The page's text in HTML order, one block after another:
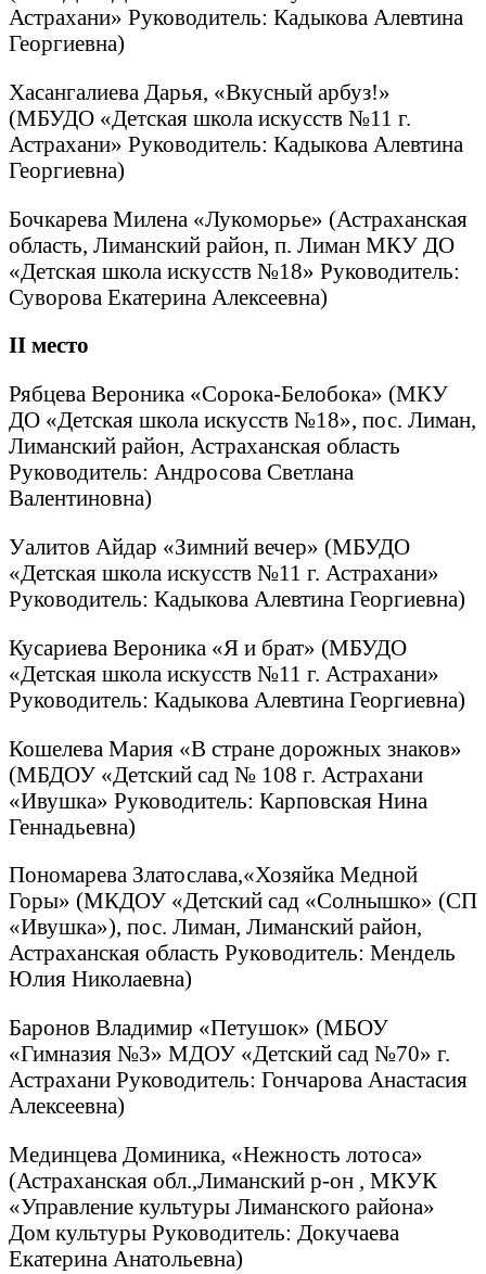
Астрахани» Руководитель: Кадыкова Алевтина
Георгиевна)
Хасангалиева Дарья, «Вкусный арбуз!»
(МБУДО «Детская школа искусств №11 г.
Астрахани» Руководитель: Кадыкова Алевтина
Георгиевна)
Бочкарева Милена «Лукоморье» (Астраханская
область, Лиманский район, п. Лиман МКУ ДО
«Детская школа искусств №18» Руководитель:
Суворова Екатерина Алексеевна)
II место
Рябцева Вероника «Сорока-Белобока» (МКУ
ДО «Детская школа искусств №18», пос. Лиман,
Лиманский район, Астраханская область
Руководитель: Андросова Светлана
Валентиновна)
Уалитов Айдар «Зимний вечер» (МБУДО
«Детская школа искусств №11 г. Астрахани»
Руководитель: Кадыкова Алевтина Георгиевна)
Кусариева Вероника «Я и брат» (МБУДО
«Детская школа искусств №11 г. Астрахани»
Руководитель: Кадыкова Алевтина Георгиевна)
Кошелева Мария «В стране дорожных знаков»
(МБДОУ «Детский сад № 108 г. Астрахани
«Ивушка» Руководитель: Карповская Нина
Геннадьевна)
Пономарева Златослава,«Хозяйка Медной
Горы» (МКДОУ «Детский сад «Солнышко» (СП
«Ивушка»), пос. Лиман, Лиманский район,
Астраханская область Руководитель: Мендель
Юлия Николаевна)
Баронов Владимир «Петушок» (МБОУ
«Гимназия №3» МДОУ «Детский сад №70» г.
Астрахани Руководитель: Гончарова Анастасия
Алексеевна)
Мединцева Доминика, «Нежность лотоса»
(Астраханская обл.,Лиманский р-он , МКУК
«Управление культуры Лиманского района»
Дом культуры Руководитель: Докучаева
Екатерина Анатольевна)